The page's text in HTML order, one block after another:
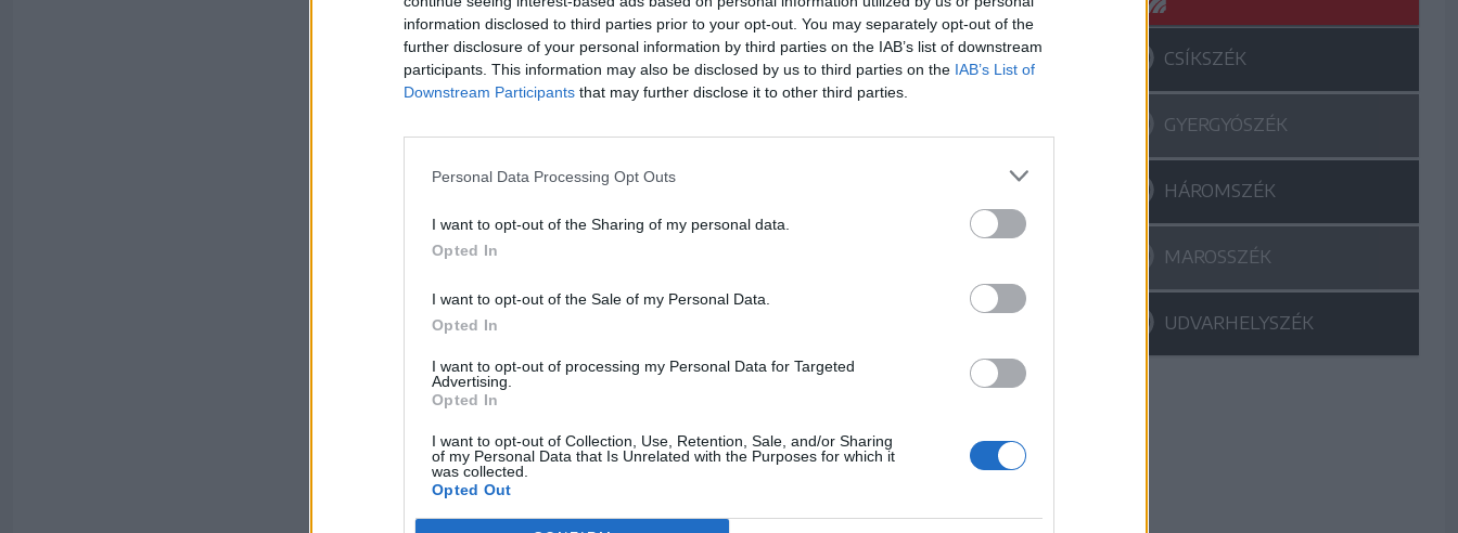
information disclosed to third parties prior to your opt-out. You may separately opt-out of the
further disclosure of your personal information by third parties on the IAB’s list of downstream
participants. This information may also be disclosed by us to third parties on the IAB’s List of
Downstream Participants that may further disclose it to other third parties.
Personal Data Processing Opt Outs
I want to opt-out of the Sharing of my personal data.
Opted In
I want to opt-out of the Sale of my Personal Data.
Opted In
I want to opt-out of processing my Personal Data for Targeted
Advertising.
Opted In
I want to opt-out of Collection, Use, Retention, Sale, and/or Sharing
of my Personal Data that Is Unrelated with the Purposes for which it
was collected.
Opted Out
CSÍKSZÉK
GYERGYÓSZÉK
HÁROMSZÉK
MAROSSZÉK
UDVARHELYSZÉK